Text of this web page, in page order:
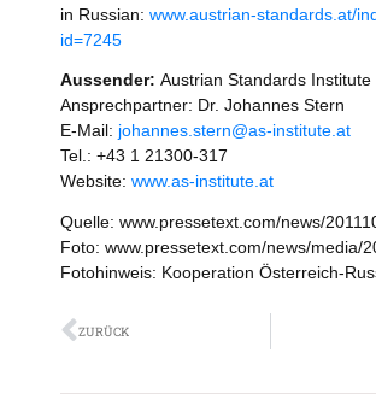
in Russian: www.austrian-standards.at/
id=7245
Aussender: Austrian Standards Institute
Ansprechpartner: Dr. Johannes Stern
E-Mail: johannes.stern@as-institute.at
Tel.: +43 1 21300-317
Website: www.as-institute.at
Quelle: www.pressetext.com/news/
Foto: www.pressetext.com/news/media/
Fotohinweis: Kooperation Österreich-
Zurück
ZURÜCK